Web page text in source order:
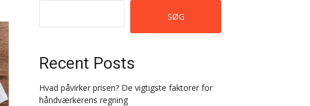
SØG
Recent Posts
Hvad påvirker prisen? De vigtigste faktorer for
håndværkerens regning